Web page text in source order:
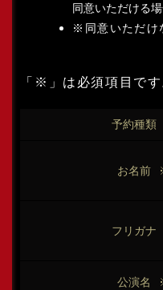
同意いただける
※同意いただけ
「※」は必須項目で
予約種類
お名前
フリガナ
公演名